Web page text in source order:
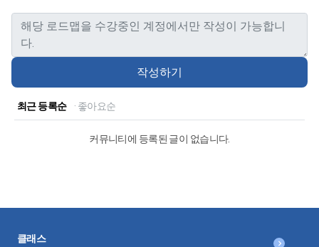
작성하기
최근 등록순 · 좋아요순
커뮤니티에 등록된 글이 없습니다.
클래스